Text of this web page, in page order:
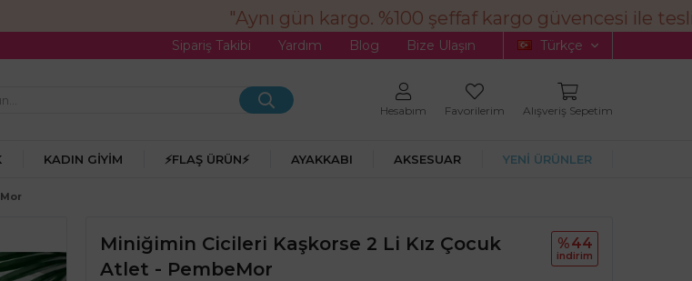
"Aynı gün kargo. %100 şeffaf kargo güvencesi ile
Sipariş Takibi Yardım Blog Bize Ulaşın Türkçe
Hesabım Favorilerim Alışveriş Sepetim
KADIN GIYIM ⚡FLAŞ ÜRÜN⚡ AYAKKABI AKSESUAR YENİ ÜRÜNLER
Miniğimin Cicileri Kaşkorse 2 Li Kız Çocuk
Atlet - PembeMor
%44
i̇ndi̇ri̇m